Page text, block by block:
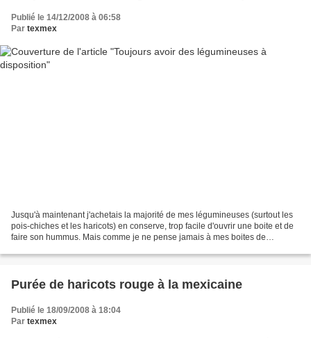
Publié le 14/12/2008 à 06:58
Par texmex
Jusqu'à maintenant j'achetais la majorité de mes légumineuses (surtout les
pois-chiches et les haricots) en conserve, trop facile d'ouvrir une boite et de
faire son hummus. Mais comme je ne pense jamais à mes boites de
Purée de haricots rouge à la mexicaine
Publié le 18/09/2008 à 18:04
Par texmex